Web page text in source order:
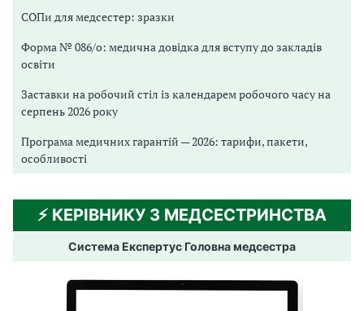
СОПи для медсестер: зразки
Форма № 086/о: медична довідка для вступу до закладів
освіти
Заставки на робочий стіл із календарем робочого часу на
серпень 2026 року
Програма медичних гарантій — 2026: тарифи, пакети,
особливості
⚡️ КЕРІВНИКУ З МЕДСЕСТРИНСТВА
Система Експертус Головна медсестра